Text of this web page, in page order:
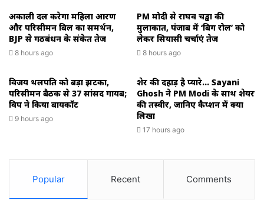
अकाली दल करेगा महिला आरक्षण
और परिसीमन बिल का समर्थन,
BJP से गठबंधन के संकेत तेज
8 hours ago
PM मोदी से राघव चड्ढा की
मुलाकात, पंजाब में ‘बिग रोल’ को
लेकर सियासी चर्चाएं तेज
8 hours ago
विजय थलपति को बड़ा झटका,
परिसीमन बैठक से 37 सांसद गायब;
विपक्ष ने किया बायकॉट
9 hours ago
शेर की दहाड़ है प्यारे… Sayani
Ghosh ने PM Modi के साथ शेयर
की तस्वीर, जानिए कैप्शन में क्या
लिखा
17 hours ago
Popular Recent Comments